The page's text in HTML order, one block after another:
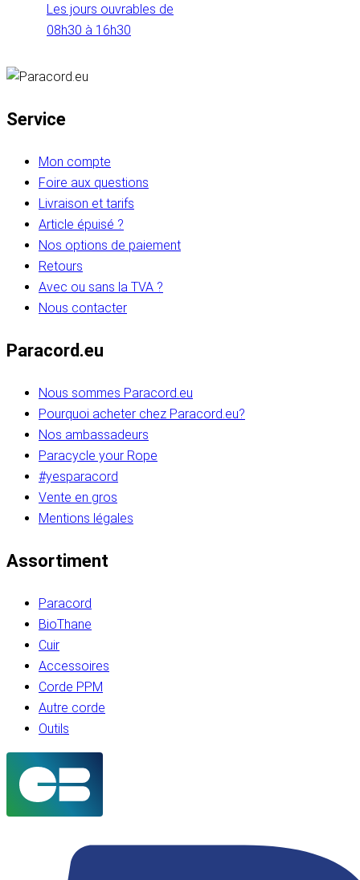
Les jours ouvrables de
08h30 à 16h30
Service
Mon compte
Foire aux questions
Livraison et tarifs
Article épuisé ?
Nos options de paiement
Retours
Avec ou sans la TVA ?
Nous contacter
Paracord.eu
Nous sommes Paracord.eu
Pourquoi acheter chez Paracord.eu?
Nos ambassadeurs
Paracycle your Rope
#yesparacord
Vente en gros
Mentions légales
Assortiment
Paracord
BioThane
Cuir
Accessoires
Corde PPM
Autre corde
Outils